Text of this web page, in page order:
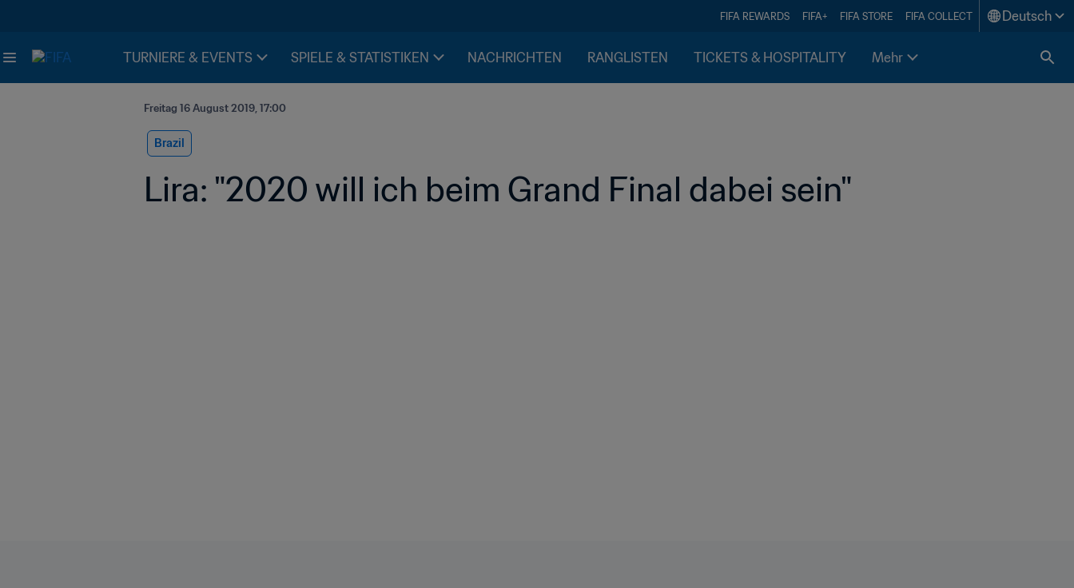
FIFA REWARDS FIFA+ FIFA STORE FIFA COLLECT Deutsch
TURNIERE & EVENTS SPIELE & STATISTIKEN NACHRICHTEN RANGLISTEN TICKETS & HOSPITALITY Mehr
Freitag 16 August 2019, 17:00
Brazil
Lira: "2020 will ich beim Grand Final dabei sein"